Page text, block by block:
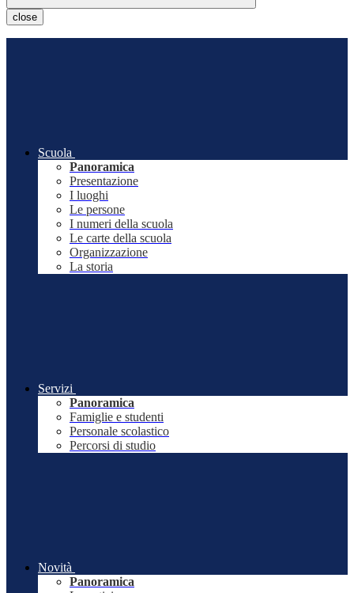
close
Scuola
Panoramica
Presentazione
I luoghi
Le persone
I numeri della scuola
Le carte della scuola
Organizzazione
La storia
Servizi
Panoramica
Famiglie e studenti
Personale scolastico
Percorsi di studio
Novità
Panoramica